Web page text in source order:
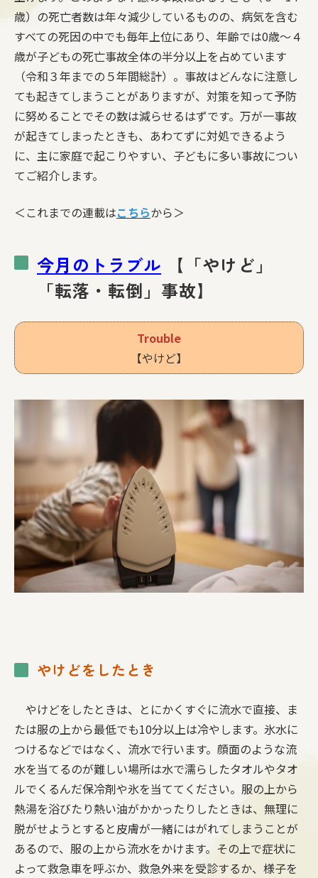
歳）の死亡者数は年々減少しているものの、病気を含む
すべての死因の中でも毎年上位にあり、年齢では0歳〜４
歳が子どもの死亡事故全体の半分以上を占めています
（令和３年までの５年間総計）。事故はどんなに注意し
ても起きてしまうことがありますが、対策を知って予防
に努めることでその数は減らせるはずです。万が一事故
が起きてしまったときも、あわてずに対処できるよう
に、主に家庭で起こりやすい、子どもに多い事故につい
てご紹介します。
＜これまでの連載はこちらから＞
今月のトラブル
【「やけど」
「転落・転倒」事故】
Trouble
【やけど】
やけどをしたとき
やけどをしたときは、とにかくすぐに流水で直接、ま
たは服の上から最低でも10分以上は冷やします。氷水に
つけるなどではなく、流水で行います。顔面のような流
水を当てるのが難しい場所は水で濡らしたタオルやタオ
ルでくるんだ保冷剤や氷を当ててください。服の上から
熱湯を浴びたり熱い油がかかったりしたときは、無理に
脱がせようとすると皮膚が一緒にはがれてしまうことが
あるので、服の上から流水をかけます。その上で症状に
よって救急車を呼ぶか、救急外来を受診するか、様子を